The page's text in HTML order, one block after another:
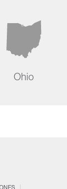
Ohio